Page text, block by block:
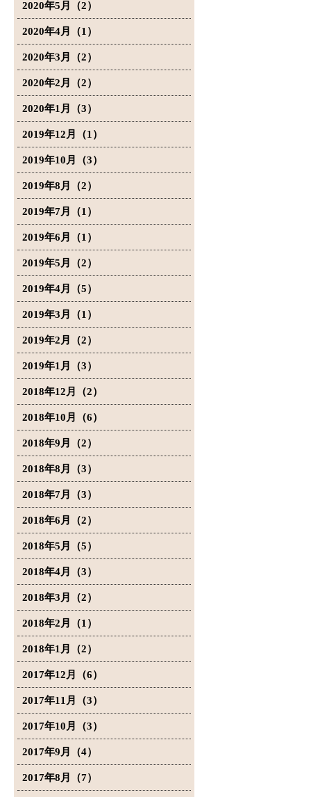
2020年5月（2）
2020年4月（1）
2020年3月（2）
2020年2月（2）
2020年1月（3）
2019年12月（1）
2019年10月（3）
2019年8月（2）
2019年7月（1）
2019年6月（1）
2019年5月（2）
2019年4月（5）
2019年3月（1）
2019年2月（2）
2019年1月（3）
2018年12月（2）
2018年10月（6）
2018年9月（2）
2018年8月（3）
2018年7月（3）
2018年6月（2）
2018年5月（5）
2018年4月（3）
2018年3月（2）
2018年2月（1）
2018年1月（2）
2017年12月（6）
2017年11月（3）
2017年10月（3）
2017年9月（4）
2017年8月（7）